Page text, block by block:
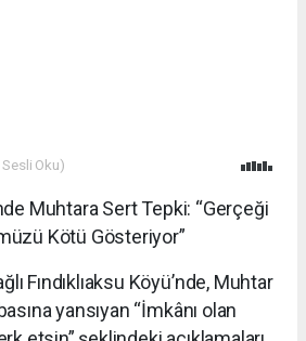
Oku)
Muhtara Sert Tepki: “Gerçeği
Kötü Gösteriyor”
Fındıklıaksu Köyü’nde, Muhtar
yansıyan “İmkânı olan